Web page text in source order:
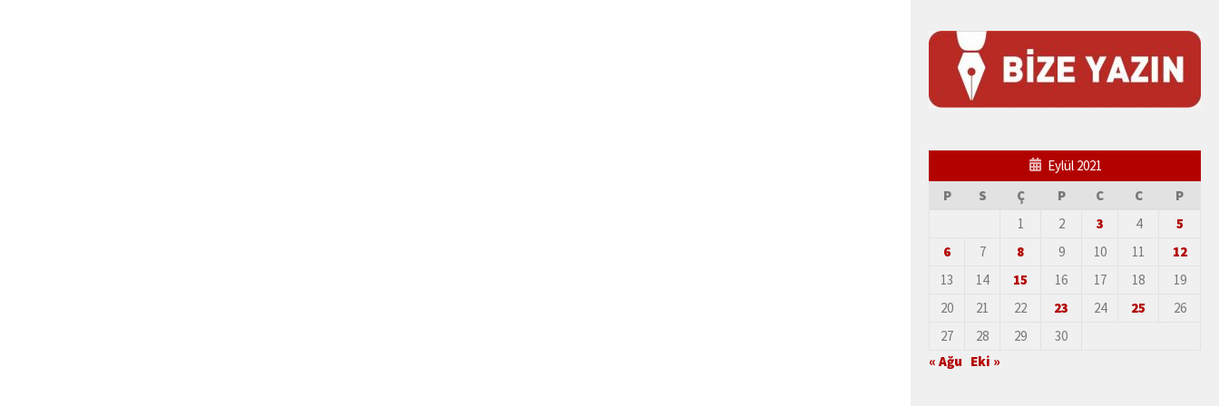
Eylül 2021
P
S Ç P C C
P
1
2 3 4
5
6
7 8 9 10 11
12
13
14 15 16 17 18
19
20
21 22 23 24 25
26
27
28 29
30
« Ağu Eki »